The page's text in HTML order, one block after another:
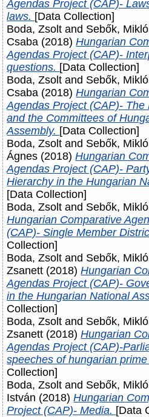
Agendas Project (CAP)-
laws. [Data Collection]
Boda, Zsolt and Sebők,
Csaba (2018)Hungarian
Agendas Project (CAP)-
questions. [Data Collection]
Boda, Zsolt and Sebők,
Csaba (2018)Hungarian
Agendas Project (CAP)- The
and the Committees of
Assembly. [Data Collection]
Boda, Zsolt and Sebők,
Ágnes (2018)Hungarian
Agendas Project (CAP)-
Hierarchy in the Hungarian
[Data Collection]
Boda, Zsolt and Sebők,
Hungarian Comparative
(CAP)- Single Member
Collection]
Boda, Zsolt and Sebők,
Zsanett (2018)Hungarian
Agendas Project (CAP)-
in the Hungarian National
Collection]
Boda, Zsolt and Sebők,
Zsanett (2018)Hungarian
Agendas Project (CAP)-
speeches of hungarian
Collection]
Boda, Zsolt and Sebők,
István (2018)Hungarian
Project (CAP)- Media. [Data